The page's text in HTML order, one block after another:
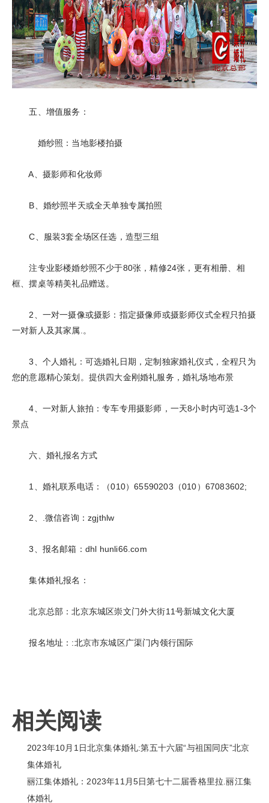
五、增值服务：
婚纱照：当地影楼拍摄
A、摄影师和化妆师
B、婚纱照半天或全天单独专属拍照
C、服装3套全场区任选，造型三组
注专业影楼婚纱照不少于80张，精修24张，更有相册、相
框、摆桌等精美礼品赠送。
2、一对一摄像或摄影：指定摄像师或摄影师仪式全程只拍摄
一对新人及其家属.。
3、个人婚礼：可选婚礼日期，定制独家婚礼仪式，全程只为
您的意愿精心策划。提供四大金刚婚礼服务，婚礼场地布景
4、一对新人旅拍：专车专用摄影师，一天8小时内可选1-3个
景点
六、婚礼报名方式
1、婚礼联系电话：（010）65590203（010）67083602;
2、.微信咨询：zgjthlw
3、报名邮箱：dhl hunli66.com
集体婚礼报名：
北京总部：北京东城区崇文门外大街11号新城文化大厦
报名地址：:北京市东城区广渠门内领行国际
相关阅读
2023年10月1日北京集体婚礼:第五十六届“与祖国同庆”北京
集体婚礼
丽江集体婚礼：2023年11月5日第七十二届香格里拉.丽江集
体婚礼